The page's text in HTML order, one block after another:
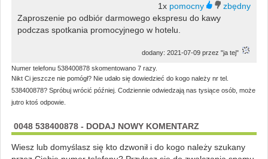
1x
Zaproszenie po odbiór darmowego ekspresu do kawy
podczas spotkania promocyjnego w hotelu.
dodany: 2021-07-09 przez "ja tej"
Numer telefonu 538400878 skomentowano 7 razy.
Nikt Ci jeszcze nie pomógł? Nie udało się dowiedzieć do kogo należy nr tel.
538400878? Spróbuj wrócić później. Codziennie odwiedzają nas tysiące osób, może
jutro ktoś odpowie.
0048 538400878 - DODAJ NOWY KOMENTARZ
Wiesz lub domyślasz się kto dzwonił i do kogo należy szukany